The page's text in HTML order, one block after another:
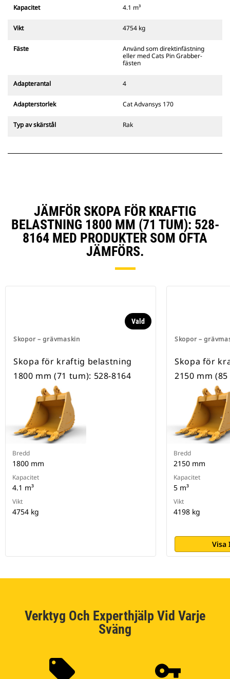
från fästets sekundära spärr som
Cats pinnmonterade
med bandgående grävmaskiner
311–352 och alla hjulburna
dikesbredd finns även tillgängliga.
det CW-anpassade redskapsfästet
redskapsfästets gångjärn. CW-
säkert låst.
Kapacitet 4.1 m³
Vikt 4754 kg
Fäste
Använd som direktinfästning
eller med Cats Pin Grabber-
fästen
Adapterantal 4
Adapterstorlek Cat Advansys 170
Typ av skärstål Rak
JÄMFÖR SKOPA FÖR KRAFTIG
BELASTNING 1800 MM (71 TUM): 528-
8164 MED PRODUKTER SOM OFTA
JÄMFÖRS.
Skopor – grävmaskin
Vald
Skopa för kraftig belastning
1800 mm (71 tum): 528-8164
Bredd
1800 mm
Kapacitet
4.1 m³
Vikt
4754 kg
Skopor –
Skopa för
2150 mm
Bredd
2150 mm
Kapacitet
5 m³
Vikt
4198 kg
Visa
Verktyg Och Experthjälp Vid Varje
Sväng